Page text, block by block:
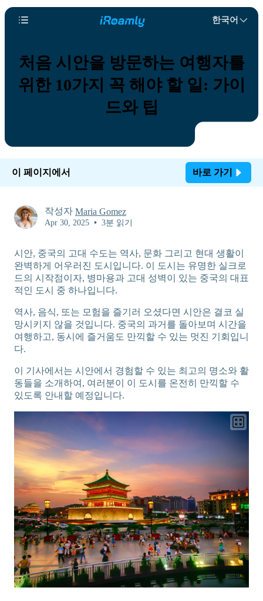
한국어
처음 시안을 방문하는 여행자를
위한 10가지 꼭 해야 할 일: 가이
드와 팁
이 페이지에서 바로 가기
작성자 Maria Gomez
Apr 30, 2025 • 3분 읽기
시안, 중국의 고대 수도는 역사, 문화 그리고 현대 생활이
완벽하게 어우러진 도시입니다. 이 도시는 유명한 실크로
드의 시작점이자, 병마용과 고대 성벽이 있는 중국의 대표
적인 도시 중 하나입니다.
역사, 음식, 또는 모험을 즐기러 오셨다면 시안은 결코 실
망시키지 않을 것입니다. 중국의 과거를 돌아보며 시간을
여행하고, 동시에 즐거움도 만끽할 수 있는 멋진 기회입니
다.
이 기사에서는 시안에서 경험할 수 있는 최고의 명소와 활
동들을 소개하여, 여러분이 이 도시를 온전히 만끽할 수
있도록 안내할 예정입니다.